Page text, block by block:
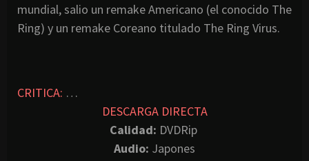
mundial, salio un remake Americano (el conocido The
Ring) y un remake Coreano titulado The Ring Virus.
CRITICA: …
DESCARGA DIRECTA
Calidad: DVDRip
Audio: Japones